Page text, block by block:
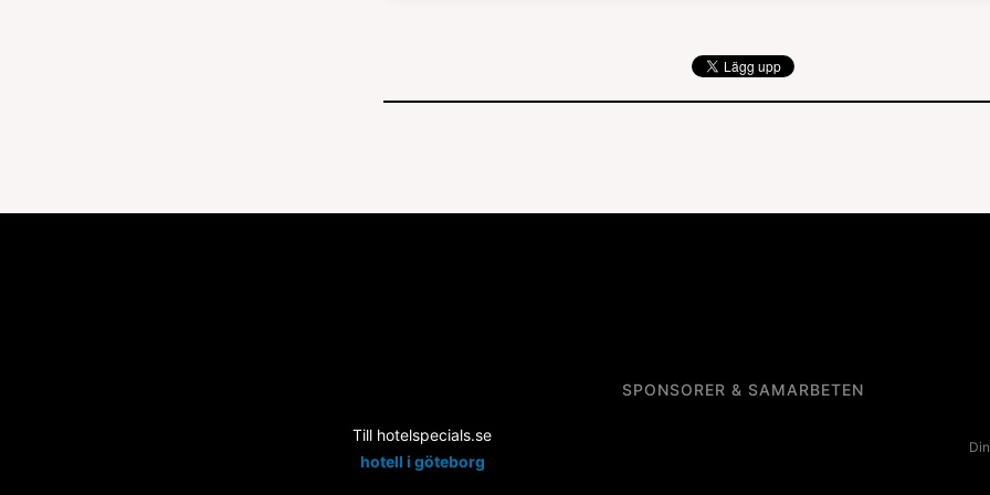
SPONSORER & SAMARBETEN
Till hotelspecials.se
hotell i göteborg